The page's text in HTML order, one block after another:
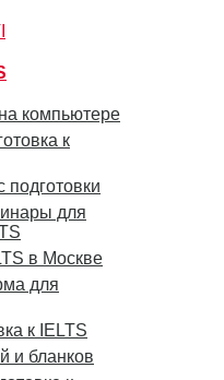
компьютере
к
подготовки
для
в Москве
для
к IELTS
и бланков